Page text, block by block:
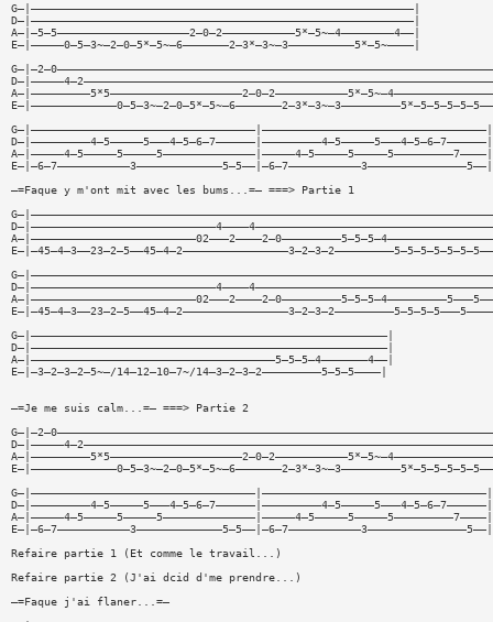
G—|——————————————————————————————————————————————————————————|
D—|——————————————————————————————————————————————————————————|
A—|—5—5————————————————————2—0—2———————————5*—5~—4————————4——|
E—|—————0—5—3~—2—0—5*—5~—6———————2—3*—3~—3——————————5*—5~————|
G—|——————————————————————————————————|——————————————————————————————————|
D—|—————————4—5—————5———4—5—6—7——————|—————————4—5—————5———4—5—6—7——————|
A—|—————4—5—————5—————5——————————————|—————4—5—————5—————5—————————7————|
E—|—6—7———————————3—————————————5—5——|—6—7———————————3———————————————5——|
—=Faque y m'ont mit avec les bums...=— ===> Partie 1
G—|——————————————————————————————————————————————————————|
D—|——————————————————————————————————————————————————————|
A—|—————————————————————————————————————5—5—5—4———————4——|
E—|—3—2—3—2—5~—/14—12—10—7~/14—3—2—3—2—————————5—5—5————|
—=Je me suis calm...=— ===> Partie 2
G—|——————————————————————————————————|——————————————————————————————————|
D—|—————————4—5—————5———4—5—6—7——————|—————————4—5—————5———4—5—6—7——————|
A—|—————4—5—————5—————5——————————————|—————4—5—————5—————5—————————7————|
E—|—6—7———————————3—————————————5—5——|—6—7———————————3———————————————5——|
Refaire partie 1 (Et comme le travail...)
Refaire partie 2 (J'ai dcid d'me prendre...)
—=Faque j'ai flaner...=—